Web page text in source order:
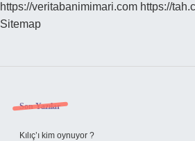
https://veritabanimimari.com https://
Sitemap
Sidebar
Son Yazılar
Kılıç’ı kim oynuyor ?